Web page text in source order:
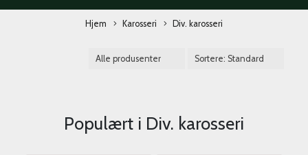
Hjem Karosseri Div. karosseri
Populært i Div. karosseri